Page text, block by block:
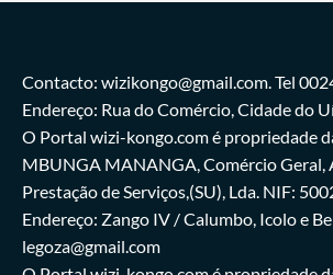
Contacto: wizikongo@gmail.com. Tel
Endereço: Rua do Comércio, Cidade do
O Portal wizi-kongo.com é propriedade
MBUNGA MANANGA, Comércio Geral,
Prestação de Serviços,(SU), Lda. NIF:
Endereço: Zango IV / Calumbo, Icolo e
legoza@gmail.com